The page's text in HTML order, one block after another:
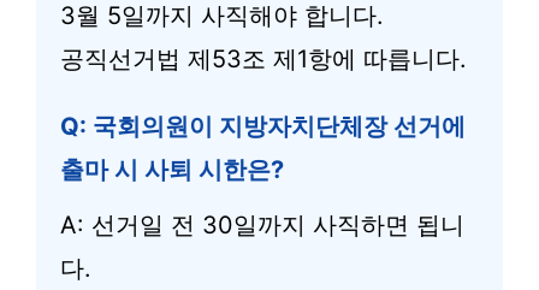
3월 5일까지 사직해야 합니다.
공직선거법 제53조 제1항에 따릅니다.
Q: 국회의원이 지방자치단체장 선거에
출마 시 사퇴 시한은?
A: 선거일 전 30일까지 사직하면 됩니
다.